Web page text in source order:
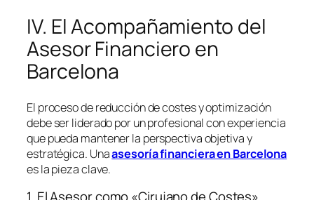
IV. El Acompañamiento del
Asesor Financiero en
Barcelona
El proceso de reducción de costes y optimización
debe ser liderado por un profesional con experiencia
que pueda mantener la perspectiva objetiva y
estratégica. Unaasesoría financiera en Barcelona
es la pieza clave.